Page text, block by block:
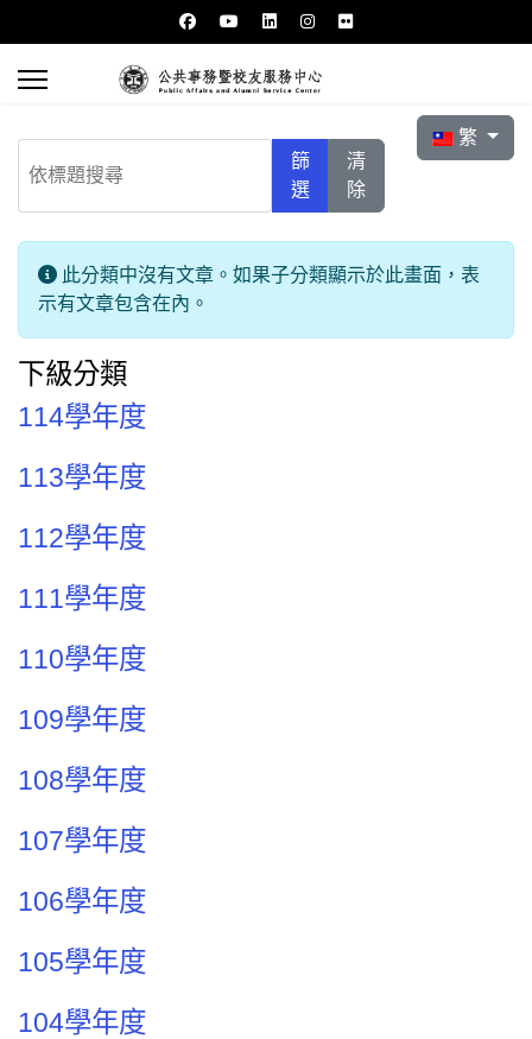
選擇你的語言
繁
篩
選
清
除
信息
此分類中沒有文章。如果子分類顯示於此畫面，表
示有文章包含在內。
下級分類
114學年度
113學年度
112學年度
111學年度
110學年度
109學年度
108學年度
107學年度
106學年度
105學年度
104學年度